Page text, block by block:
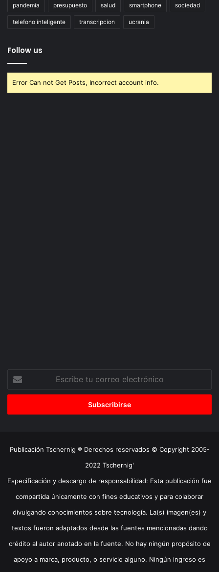
pandemia presupuesto salud smartphone sociedad
telefono inteligente transcripcion ucrania
Follow us
Error Can not Get Posts, Incorrect account info.
correo
Publicación Tschernig ® Derechos reservados © Copyright 2005-
2022 Tschernig'
Especificación y descargo de responsabilidad: Esta publicación fue
compartida únicamente con fines educativos y para colaborar
divulgando conocimientos sobre tecnología. La(s) imagen(es) y
textos fueron adaptados desde las fuentes mencionadas dando
crédito al autor anotado en la fuente. No hay ningún propósito de
apoyo a marca, producto, o servicio alguno. Ningún ingreso es